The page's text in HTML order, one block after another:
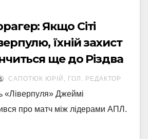
Якщо Сіті
їхній захист
ще до Різдва
САПОТЮК ЮРІЙ, ГОЛ. РЕДАКТОР
«Ліверпуля» Джеймі
про матч між лідерами АПЛ.